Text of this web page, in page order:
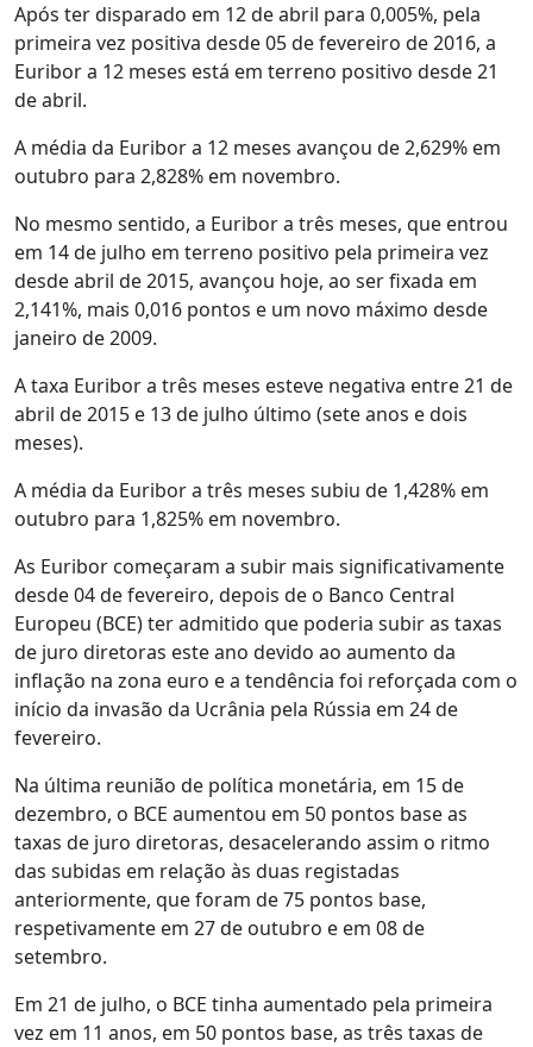
Após ter disparado em 12 de abril para 0,005%, pela
primeira vez positiva desde 05 de fevereiro de 2016, a
Euribor a 12 meses está em terreno positivo desde 21
de abril.
A média da Euribor a 12 meses avançou de 2,629% em
outubro para 2,828% em novembro.
No mesmo sentido, a Euribor a três meses, que entrou
em 14 de julho em terreno positivo pela primeira vez
desde abril de 2015, avançou hoje, ao ser fixada em
2,141%, mais 0,016 pontos e um novo máximo desde
janeiro de 2009.
A taxa Euribor a três meses esteve negativa entre 21 de
abril de 2015 e 13 de julho último (sete anos e dois
meses).
A média da Euribor a três meses subiu de 1,428% em
outubro para 1,825% em novembro.
As Euribor começaram a subir mais significativamente
desde 04 de fevereiro, depois de o Banco Central
Europeu (BCE) ter admitido que poderia subir as taxas
de juro diretoras este ano devido ao aumento da
inflação na zona euro e a tendência foi reforçada com o
início da invasão da Ucrânia pela Rússia em 24 de
fevereiro.
Na última reunião de política monetária, em 15 de
dezembro, o BCE aumentou em 50 pontos base as
taxas de juro diretoras, desacelerando assim o ritmo
das subidas em relação às duas registadas
anteriormente, que foram de 75 pontos base,
respetivamente em 27 de outubro e em 08 de
setembro.
Em 21 de julho, o BCE tinha aumentado pela primeira
vez em 11 anos, em 50 pontos base, as três taxas de